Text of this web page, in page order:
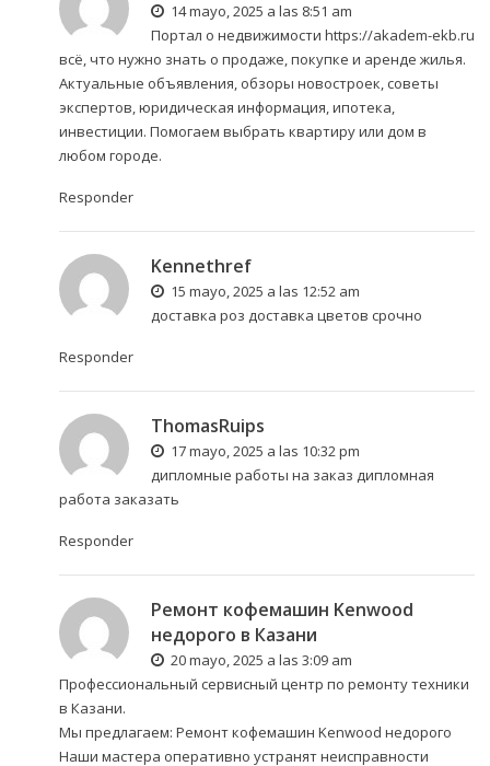
14 mayo, 2025 a las 8:51 am
Портал о недвижимости https://akadem-ekb.ru
всё, что нужно знать о продаже, покупке и аренде жилья.
Актуальные объявления, обзоры новостроек, советы
экспертов, юридическая информация, ипотека,
инвестиции. Помогаем выбрать квартиру или дом в
любом городе.
Responder
Kennethref
15 mayo, 2025 a las 12:52 am
доставка роз доставка цветов срочно
Responder
ThomasRuips
17 mayo, 2025 a las 10:32 pm
дипломные работы на заказ дипломная
работа заказать
Responder
Ремонт кофемашин Kenwood
недорого в Казани
20 mayo, 2025 a las 3:09 am
Профессиональный сервисный центр по ремонту техники
в Казани.
Мы предлагаем: Ремонт кофемашин Kenwood недорого
Наши мастера оперативно устранят неисправности